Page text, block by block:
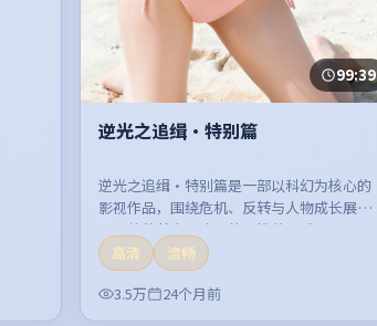
99:39
逆光之追缉·特别篇
逆光之追缉·特别篇是一部以科幻为核心的
影视作品，围绕危机、反转与人物成长展
开，整体节奏紧凑，值得推荐观看。
高清
流畅
3.5万
24个月前